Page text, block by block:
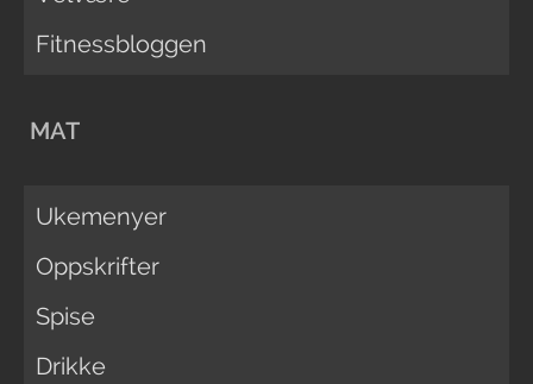
Fitnessbloggen
MAT
Ukemenyer
Oppskrifter
Spise
Drikke